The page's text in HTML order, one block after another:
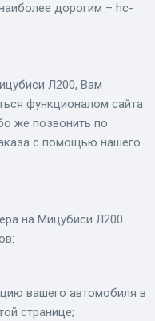
дорогим – hc-
Л200, Вам
функционалом сайта
же позвонить по
с помощью нашего
на Мицубиси Л200
вашего автомобиля в
странице;